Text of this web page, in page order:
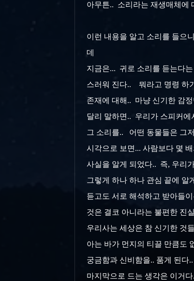
아무튼.. 소리라는 재생매체에
이런 내용을 알고 소리를 들으
데
지금은... 귀로 소리를 듣는다
스러워 진다.. 뭐라고 명령 하
존재에 대해.. 마냥 신기한 감
달리 말하면.. 우리가 스피커에
그 소리를.. 어떤 동물들은 그
시각으로 보면... 사람보다 몇
사실을 알게 되었다.. 즉, 우리
그렇게 하나 하나 관심 끝에
듣고도 서로 해석하고 받아들
것은 결코 아니라는 불편한 진
우리사는 세상은 참 신기한 것
아는 바가 먼지의 티끌 만큼도
궁금함과 신비함을.. 품게 된다
마지막으로 드는 생각은 이거